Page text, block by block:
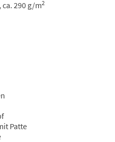
290 g/m2
Patte